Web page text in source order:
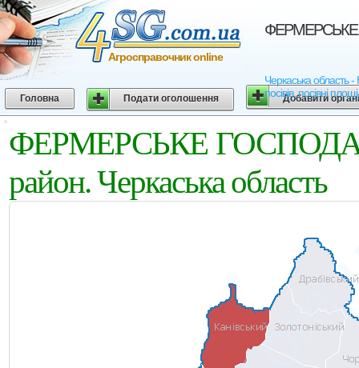
ФЕРМЕРСЬКЕ
Черкаська
посівів, посівні
Агросправочник online
Головна Подати оголошення Добавити
ФЕРМЕРСЬКЕ
район. Черкаська область